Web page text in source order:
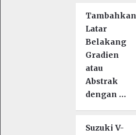
Tambahkan
Latar
Belakang
Gradien
atau
Abstrak
dengan …
Suzuki V-